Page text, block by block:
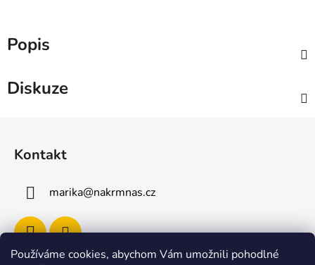
Používáme cookies, abychom Vám umožnili pohodlné
Popis
Diskuze
Kontakt
marika@nakrmnas.cz